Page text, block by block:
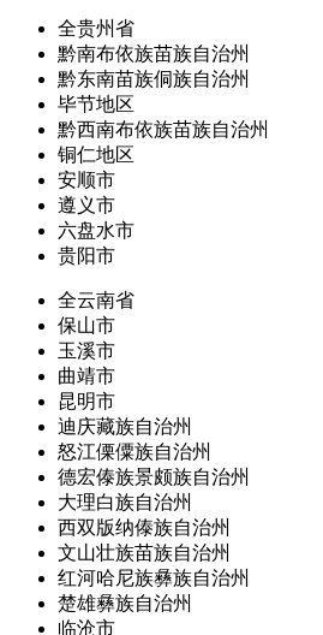
全贵州省
黔南布依族苗族自治州
黔东南苗族侗族自治州
毕节地区
黔西南布依族苗族自治州
铜仁地区
安顺市
遵义市
六盘水市
贵阳市
全云南省
保山市
玉溪市
曲靖市
昆明市
迪庆藏族自治州
怒江傈僳族自治州
德宏傣族景颇族自治州
大理白族自治州
西双版纳傣族自治州
文山壮族苗族自治州
红河哈尼族彝族自治州
楚雄彝族自治州
临沧市